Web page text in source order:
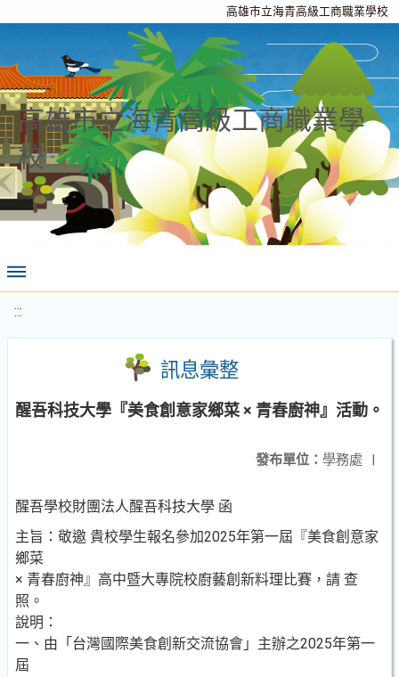
高雄市立海青高級工商職業學校
高雄市立海青高級工商職業學
校
:::
訊息彙整
醒吾科技大學『美食創意家鄉菜 × 青春廚神』活動。
發布單位： 學務處 |
醒吾學校財團法人醒吾科技大學 函
主旨：敬邀 貴校學生報名參加2025年第一屆『美食創意家
鄉菜
× 青春廚神』高中暨大專院校廚藝創新料理比賽，請 查
照。
說明：
一、由「台灣國際美食創新交流協會」主辦之2025年第一
屆